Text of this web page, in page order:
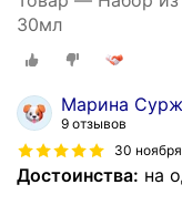
30мл
Марина
9 отзывов
30
Достоинства: на